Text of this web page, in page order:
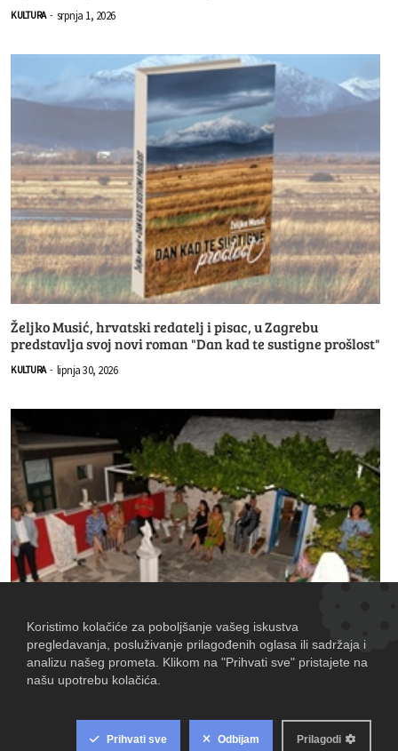
KULTURA - srpnja 1, 2026
Željko Musić, hrvatski redatelj i pisac, u Zagrebu
predstavlja svoj novi roman "Dan kad te sustigne prošlost"
KULTURA - lipnja 30, 2026
Započinje peta po redu manifestacija „Janezovi dani“ u
lipnja 24, 2026